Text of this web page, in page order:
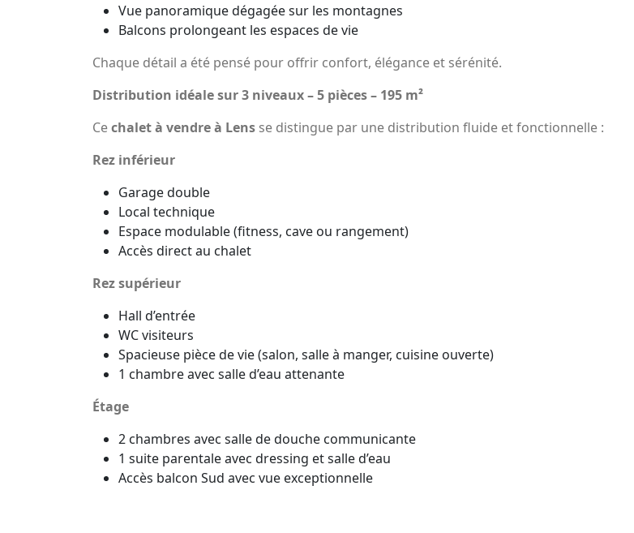
Vue panoramique dégagée sur les montagnes
Balcons prolongeant les espaces de vie
Chaque détail a été pensé pour offrir confort, élégance et sérénité.
Distribution idéale sur 3 niveaux – 5 pièces – 195 m²
Cechalet à vendre à Lens se distingue par une distribution fluide et fonctionnelle :
Rez inférieur
Garage double
Local technique
Espace modulable (fitness, cave ou rangement)
Accès direct au chalet
Rez supérieur
Hall d’entrée
WC visiteurs
Spacieuse pièce de vie (salon, salle à manger, cuisine ouverte)
1 chambre avec salle d’eau attenante
Étage
2 chambres avec salle de douche communicante
1 suite parentale avec dressing et salle d’eau
Accès balcon Sud avec vue exceptionnelle